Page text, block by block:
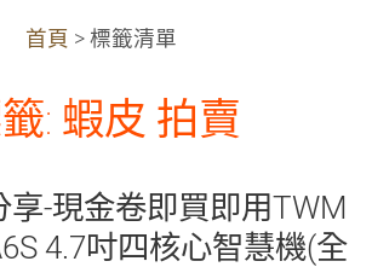
首頁 > 標籤清單
: 蝦皮 拍賣
享-現金卷即買即用TWM
4.7吋四核心智慧機(全